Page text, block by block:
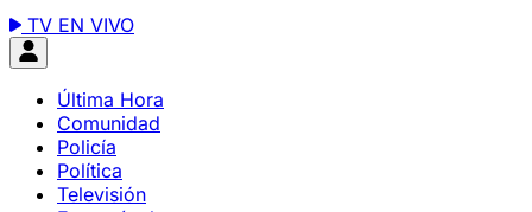
TV EN VIVO
Última Hora
Comunidad
Policía
Política
Televisión